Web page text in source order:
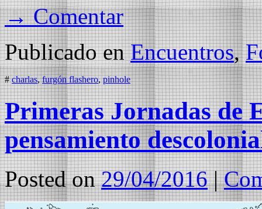
→ Comentar
Publicado en Encuentros,
# charlas,furgón flashero,pinhole
Primeras Jornadas de
pensamiento
Posted on 29/04/2016 |